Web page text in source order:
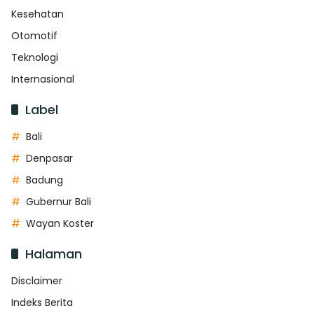
Kesehatan
Otomotif
Teknologi
Internasional
Label
Bali
Denpasar
Badung
Gubernur Bali
Wayan Koster
Halaman
Disclaimer
Indeks Berita